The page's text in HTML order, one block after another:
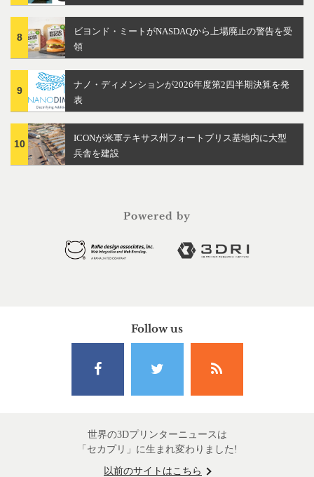
8
ビヨンド・ミートがNASDAQから上場廃止の警告を受
領
9
ナノ・ディメンションが2026年度第2四半期決算を発
表
10
ICONが米軍テキサス州フォートブリス基地内に大型
兵舎を建設
Powered by
Follow us
世界の3Dプリンターニュースは
「セカプリ」に生まれ変わりました!
以前のサイトはこちら